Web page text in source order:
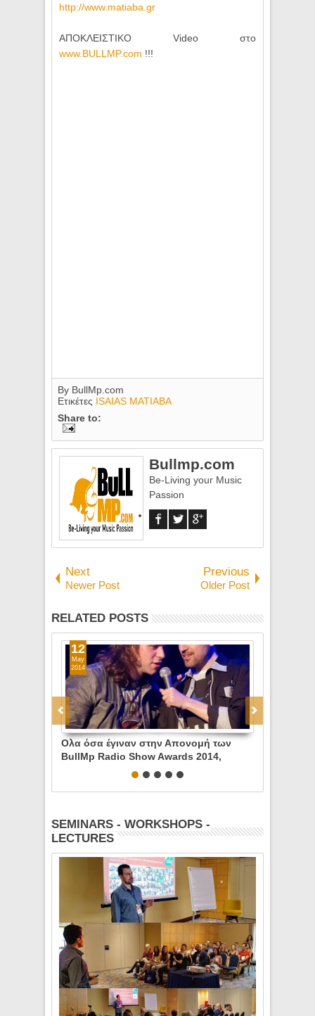
http://www.matiaba.gr
ΑΠΟΚΛΕΙΣΤΙΚΟ Video στο
www.BULLMP.com !!!
By BullMp.com
Ετικέτες ISAIAS MATIABA
Share to:
Bullmp.com
Be-Living your Music
Passion
Next
Newer Post
Previous
Older Post
RELATED POSTS
έγιναν στην Απονομή των
Radio Show Awards 2014,
11 Μαίου 2014, HolyWood
Απονομή BullMp Radio
2014, Κυριακή 11 Μαίου
Holy Wood Stage
29
Apr
2014
SEMINARS - WORKSHOPS -
LECTURES